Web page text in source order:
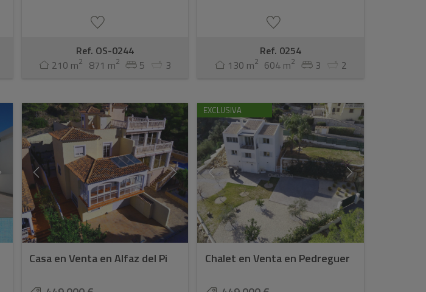
Ref. OS-0244
210 m2 871 m2 5 3
Ref. 0254
130 m2 604 m2 3 2
Casa en Venta en Alfaz del Pi
EXCLUSIVA
Chalet en Venta en Pedreguer